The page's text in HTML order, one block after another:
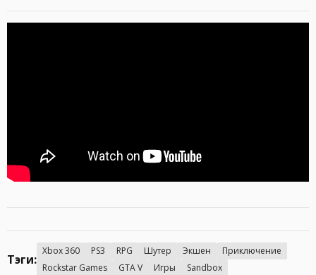
Тэги:
Xbox 360 PS3 RPG Шутер Экшен
Приключение
Rockstar Games
GTA V Игры Sandbox